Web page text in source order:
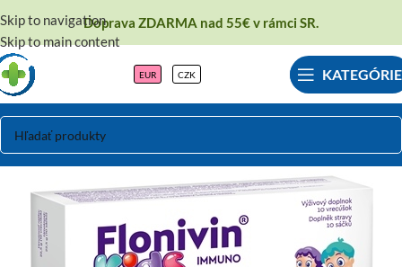
Skip to navigation
Skip to main content
Doprava ZDARMA nad 55€ v rámci SR.
EUR CZK KATEGÓRIE